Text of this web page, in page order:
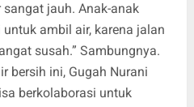
jauh. Anak-anak
ambil air, karena jalan
susah.” Sambungnya.
bersih ini, Gugah Nurani
berkolaborasi untuk